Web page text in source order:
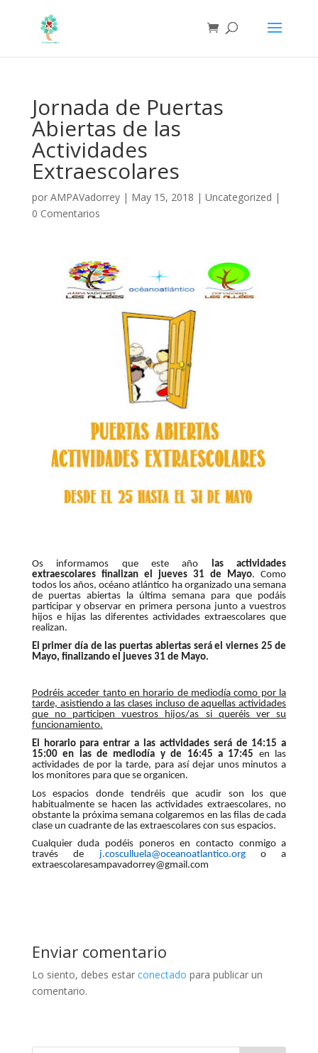
Jornada de Puertas
Abiertas de las
Actividades
Extraescolares
por AMPAVadorrey| May 15, 2018 | Uncategorized |
0 Comentarios
Os informamos que este año las actividades
extraescolares finalizan el jueves 31 de Mayo. Como
todos los años, océano atlántico ha organizado una semana
de puertas abiertas la última semana para que podáis
participar y observar en primera persona junto a vuestros
hijos e hijas las diferentes actividades extraescolares que
realizan.
El primer día de las puertas abiertas será el viernes 25 de
Mayo, finalizando el jueves 31 de Mayo.
Podréis acceder tanto en horario de mediodía como por la
tarde, asistiendo a las clases incluso de aquellas actividades
que no participen vuestros hijos/as si queréis ver su
funcionamiento.
El horario para entrar a las actividades será de 14:15 a
15:00 en las de mediodía y de 16:45 a 17:45 en las
actividades de por la tarde, para así dejar unos minutos a
los monitores para que se organicen.
Los espacios donde tendréis que acudir son los que
habitualmente se hacen las actividades extraescolares, no
obstante la próxima semana colgaremos en las filas de cada
clase un cuadrante de las extraescolares con sus espacios.
Cualquier duda podéis poneros en contacto conmigo a
través de
j.cosculluela@oceanoatlantico.orgo a
extraescolaresampavadorrey@gmail.com
Enviar comentario
Lo siento, debes estar conectado para publicar un
comentario.